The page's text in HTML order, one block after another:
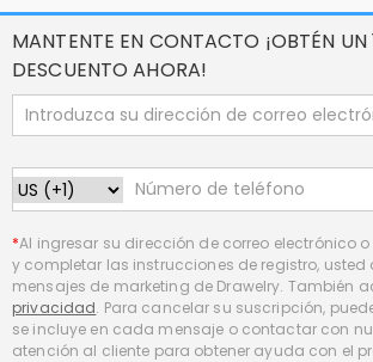
MANTENTE EN CONTACTO ¡OBTÉN UN
DESCUENTO AHORA!
*Al ingresar su dirección de correo electrónico
y completar las instrucciones de registro, usted
mensajes de marketing de Drawelry. También
privacidad. Para cancelar su suscripción,
se incluye en cada mensaje o contactar con
atención al cliente para obtener ayuda con el